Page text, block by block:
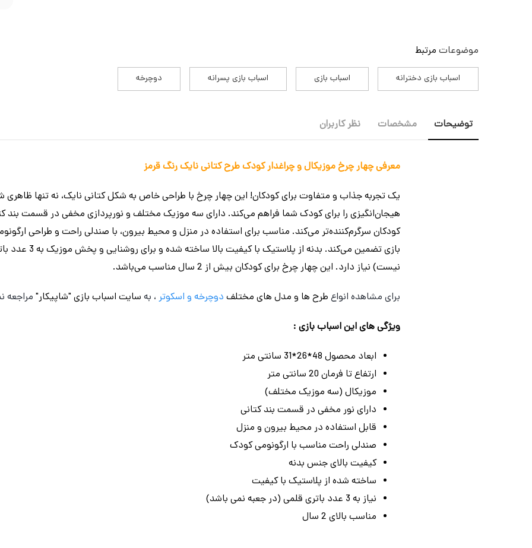
موضوعات مرتبط
اسباب بازی دخترانه اسباب بازی اسباب بازی پسرانه دوچرخه
توضیحات مشخصات نظر کاربران
معرفی چهار چرخ موزیکال و چراغدار کودک طرح کتانی نایک رنگ قرمز
یک تجربه جذاب و متفاوت برای کودکان! این چهار چرخ با طراحی خاص به شکل کتانی نایک، نه تنها ظاهری
هیجان‌انگیزی را برای کودک شما فراهم می‌کند. دارای سه موزیک مختلف و نورپردازی مخفی در قسمت بند
کودکان سرگرم‌کننده‌تر می‌کند. مناسب برای استفاده در منزل و محیط بیرون، با صندلی راحت و طراحی
بازی تضمین می‌کند.
نیست) نیاز دارد. این چهار چرخ برای کودکان بیش از 2 سال مناسب می‌باشد.
برای مشاهده انواع طرح ها و مدل های مختلف دوچرخه و اسکوتر ، به سایت اسباب بازی "شاپیکار" مراجعه
ویژگی های این اسباب بازی :
ابعاد محصول 48*26*31 سانتی متر
ارتفاع تا فرمان 20 سانتی متر
موزیکال (سه موزیک مختلف)
دارای نور مخفی در قسمت بند کتانی
قابل استفاده در محیط بیرون و منزل
صندلی راحت مناسب با ارگونومی کودک
کیفیت بالای جنس بدنه
ساخته شده از پلاستیک با کیفیت
نیاز به 3 عدد باتری قلمی (در جعبه نمی باشد)
مناسب بالای 2 سال